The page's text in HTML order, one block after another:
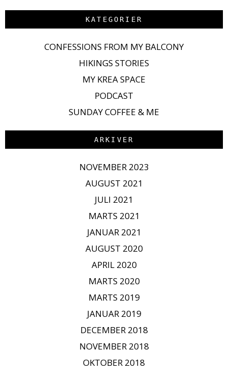
KATEGORIER
CONFESSIONS FROM MY BALCONY
HIKINGS STORIES
MY KREA SPACE
PODCAST
SUNDAY COFFEE & ME
ARKIVER
NOVEMBER 2023
AUGUST 2021
JULI 2021
MARTS 2021
JANUAR 2021
AUGUST 2020
APRIL 2020
MARTS 2020
MARTS 2019
JANUAR 2019
DECEMBER 2018
NOVEMBER 2018
OKTOBER 2018